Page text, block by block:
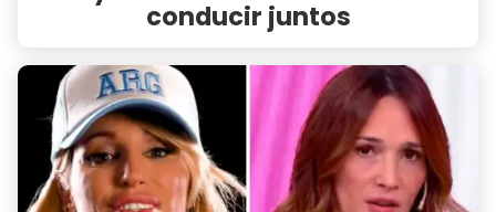
conducir juntos